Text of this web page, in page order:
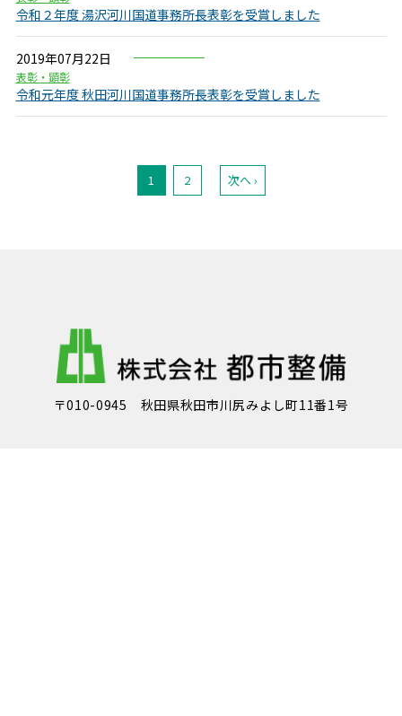
令和２年度 湯沢河川国道事務所長表彰を受賞しました
2019年07月22日
表彰・顕彰
令和元年度 秋田河川国道事務所長表彰を受賞しました
1 2 次へ ›
〒010-0945 秋田県秋田市川尻みよし町11番1号